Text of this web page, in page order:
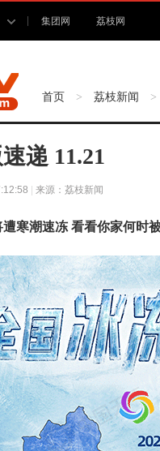
集团网 荔枝网
首页 > 荔枝新闻 >
递 11.21
来源：荔枝新闻
遭寒潮速冻 看看你家何时